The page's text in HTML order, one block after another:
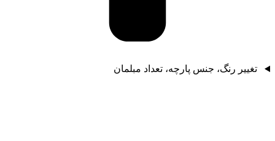
تغییر رنگ، جنس پارچه، تعداد مبلمان